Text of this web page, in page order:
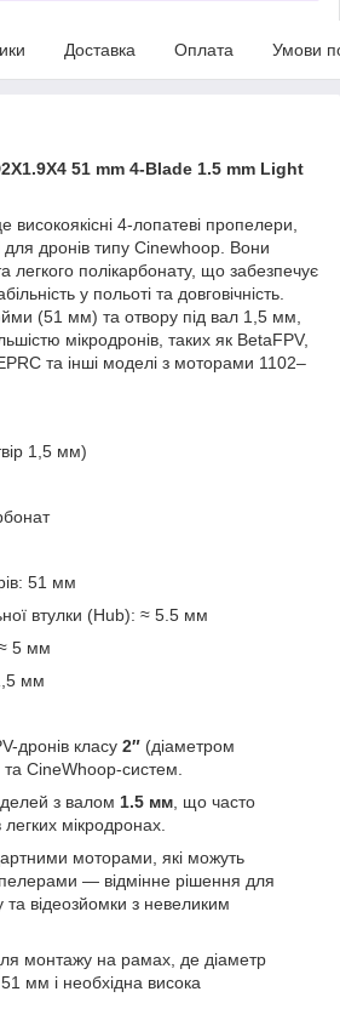
Доставка Оплата Умови
51 mm 4-Blade 1.5 mm Light
високоякісні 4-лопатеві пропелери,
для дронів типу Cinewhoop. Вони
легкого полікарбонату, що забезпечує
у польоті та довговічність.
(51 мм) та отвору під вал 1,5 мм,
мікродронів, таких як BetaFPV,
та інші моделі з моторами 1102–
1,5 мм)
51 мм
втулки (Hub): ≈ 5.5 мм
5 мм
мм
дрoнів класу 2″ (діаметром
CineWhoop-систем.
з валом 1.5 мм , що часто
мікродронах.
моторами, які можуть
— відмінне рішення для
та відеозйомки з невеликим
монтажу на рамах, де діаметр
мм і необхідна висока